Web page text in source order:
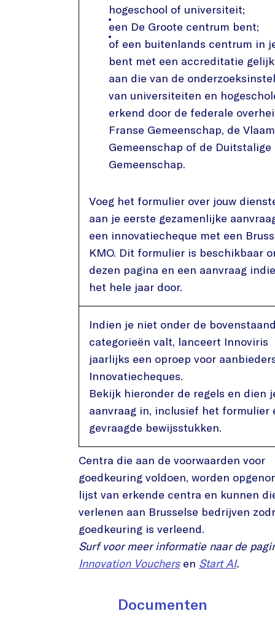
hogeschool of universiteit;
een De Groote centrum bent;
of een buitenlands centrum in
bent met een accreditatie
aan die van de
van universiteiten en
erkend door de federale
Franse Gemeenschap, de
Gemeenschap of de Duitstalige
Gemeenschap.
Voeg het formulier over jouw
aan je eerste gezamenlijke
een innovatiecheque met een
KMO. Dit formulier is beschikbaar
dezen pagina en een aanvraag
het hele jaar door.
Indien je niet onder de
categorieën valt, lanceert Innoviris
jaarlijks een oproep voor
Innovatiecheques.
Bekijk hieronder de regels en dien
aanvraag in, inclusief het formulier
gevraagde bewijsstukken.
Centra die aan de voorwaarden voor
goedkeuring voldoen, worden
lijst van erkende centra en kunnen
verlenen aan Brusselse bedrijven
goedkeuring is verleend.
Surf voor meer informatie naar de
Innovation Vouchersen Start AI.
Documenten